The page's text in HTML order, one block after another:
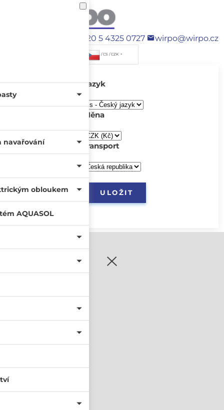
+420 5 4325 0727 wirpo@wirpo.cz
/ CS / CZK
Jazyk
Měna
transport
navařování
obloukem
AQUASOL